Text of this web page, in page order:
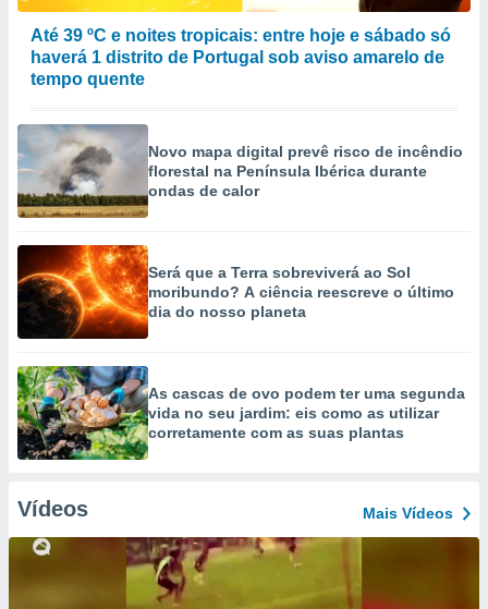
Até 39 ºC e noites tropicais: entre hoje e sábado só
haverá 1 distrito de Portugal sob aviso amarelo de
tempo quente
Novo mapa digital prevê risco de incêndio
florestal na Península Ibérica durante
ondas de calor
Será que a Terra sobreviverá ao Sol
moribundo? A ciência reescreve o último
dia do nosso planeta
As cascas de ovo podem ter uma segunda
vida no seu jardim: eis como as utilizar
corretamente com as suas plantas
Vídeos Mais Vídeos